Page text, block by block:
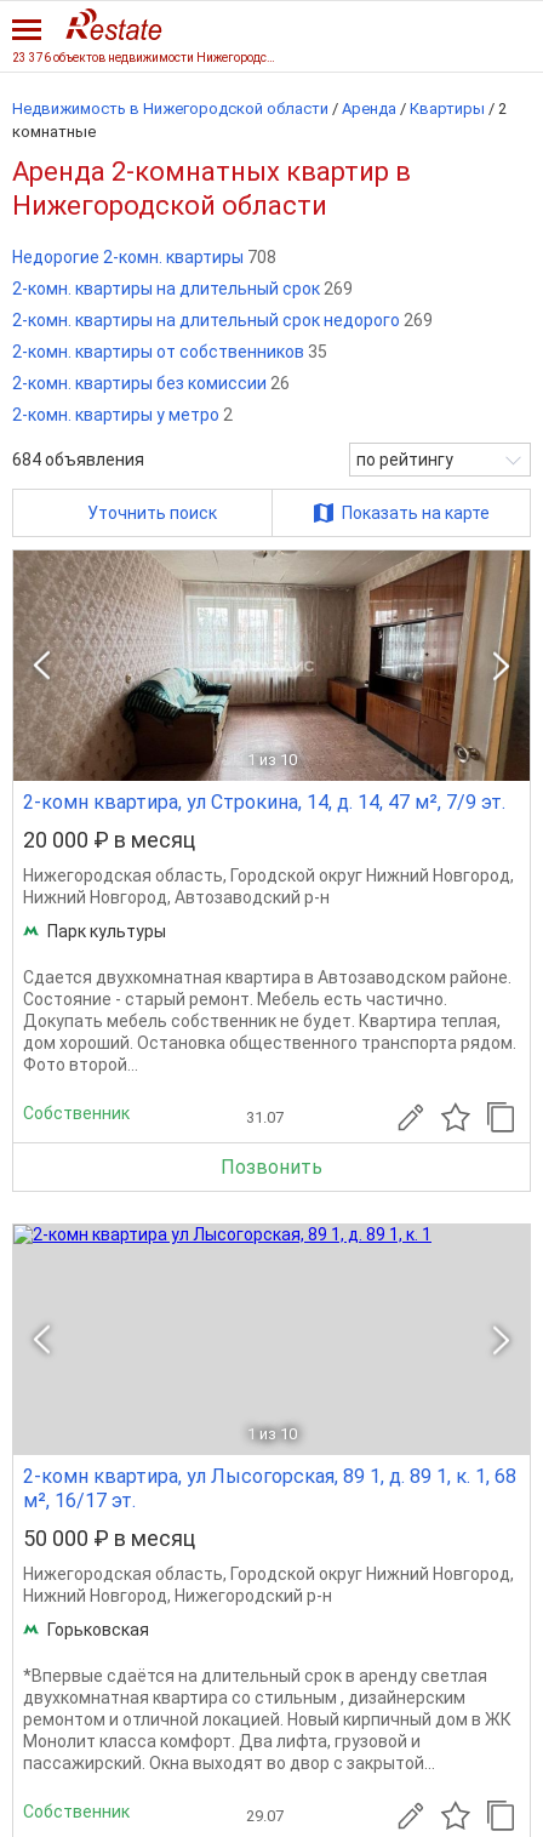
Недвижимость в Нижегородской области / Аренда / Квартиры / 2
комнатные
Аренда 2-комнатных квартир в
Нижегородской области
Недорогие 2-комн. квартиры 708
2-комн. квартиры на длительный срок 269
2-комн. квартиры на длительный срок недорого 269
2-комн. квартиры от собственников 35
2-комн. квартиры без комиссии 26
2-комн. квартиры у метро 2
684объявления по рейтингу
Уточнить поиск Показать на карте
1 из 10
2-комн квартира, ул Строкина, 14, д. 14, 47 м², 7/9 эт.
20 000 ₽ в месяц
Нижегородская область, Городской округ Нижний Новгород,
Нижний Новгород, Автозаводский р-н
Парк культуры
Сдается двухкомнатная квартира в Автозаводском районе.
Состояние - старый ремонт. Мебель есть частично.
Докупать мебель собственник не будет. Квартира теплая,
дом хороший. Остановка общественного транспорта рядом.
Фото второй...
Собственник 31.07
Позвонить
1 из 10
2-комн квартира, ул Лысогорская, 89 1, д. 89 1, к. 1, 68
м², 16/17 эт.
50 000 ₽ в месяц
Нижегородская область, Городской округ Нижний Новгород,
Нижний Новгород, Нижегородский р-н
Горьковская
*Впервые сдаётся на длительный срок в аренду светлая
двухкомнатная квартира со стильным , дизайнерским
ремонтом и отличной локацией. Новый кирпичный дом в ЖК
Монолит класса комфорт. Два лифта, грузовой и
пассажирский. Окна выходят во двор с закрытой...
Собственник 29.07